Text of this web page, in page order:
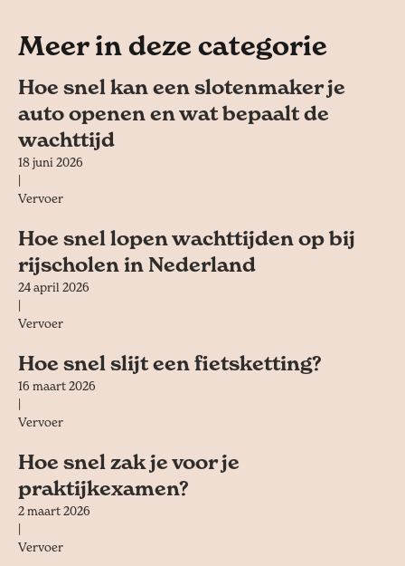
Meer in deze categorie
Hoe snel kan een slotenmaker je
auto openen en wat bepaalt de
wachttijd
18 juni 2026
Vervoer
Hoe snel lopen wachttijden op bij
rijscholen in Nederland
24 april 2026
Vervoer
Hoe snel slijt een fietsketting?
16 maart 2026
Vervoer
Hoe snel zak je voor je
praktijkexamen?
2 maart 2026
Vervoer